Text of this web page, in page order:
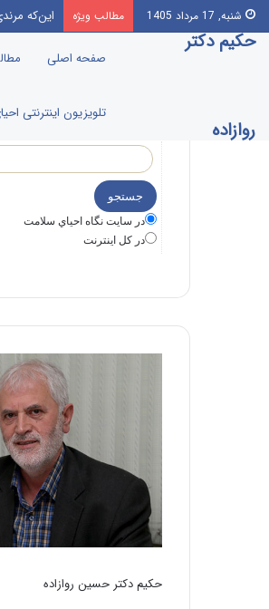
شنبه, 17 مرداد 1405 مطالب ویژه این‌که
حکیم دکتر
روازاده
صفحه اصلی
تلویزیون اینترنتی
در سايت نگاه احياي سلامت
در كل اينترنت
حکیم دکتر حسین روازاده